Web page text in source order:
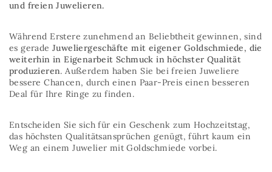
und freien Juwelieren.
Während Erstere zunehmend an Beliebtheit gewinnen, sind
es geradeJuweliergeschäfte mit eigener Goldschmiede, die
weiterhin in Eigenarbeit Schmuck in höchster Qualität
produzieren. Außerdem haben Sie bei freien Juweliere
bessere Chancen, durch einen Paar-Preis einen besseren
Deal für Ihre Ringe zu finden.
Entscheiden Sie sich für ein Geschenk zum Hochzeitstag,
das höchsten Qualitätsansprüchen genügt, führt kaum ein
Weg an einem Juwelier mit Goldschmiede vorbei.